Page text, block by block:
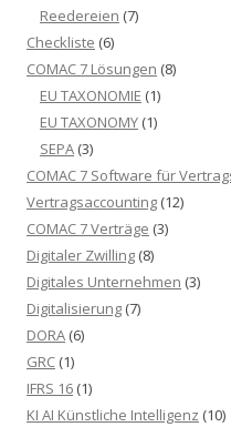
Reedereien (7)
Checkliste (6)
COMAC 7 Lösungen (8)
EU TAXONOMIE (1)
EU TAXONOMY (1)
SEPA (3)
COMAC 7 Software für
Vertragsaccounting (12)
COMAC 7 Verträge (3)
Digitaler Zwilling (8)
Digitales Unternehmen (3)
Digitalisierung (7)
DORA (6)
GRC (1)
IFRS 16 (1)
KI AI Künstliche Intelligenz (10)